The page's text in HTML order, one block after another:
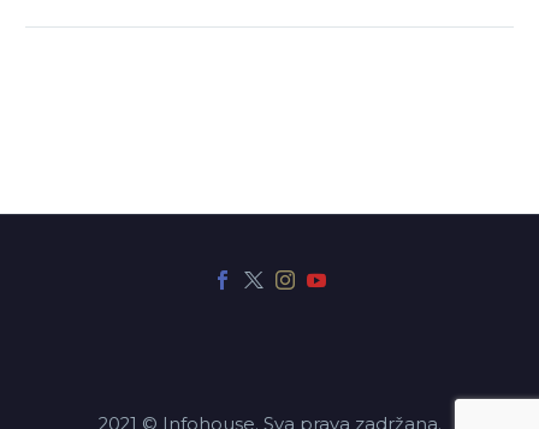
2021 © Infohouse. Sva prava zadržana.